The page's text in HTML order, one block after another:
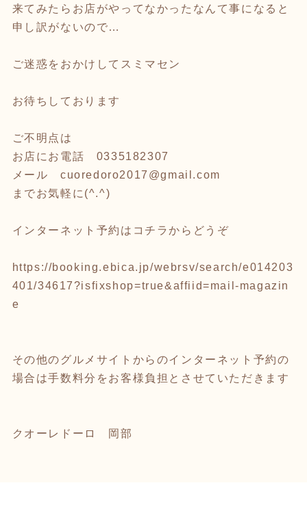
来てみたらお店がやってなかったなんて事になると
申し訳がないので…
ご迷惑をおかけしてスミマセン
お待ちしております
ご不明点は
お店にお電話 0335182307
メール cuoredoro2017@gmail.com
までお気軽に(^.^)
インターネット予約はコチラからどうぞ
https://booking.ebica.jp/webrsv/search/e014203
401/34617?isfixshop=true&affiid=mail-magazin
e
その他のグルメサイトからのインターネット予約の
場合は手数料分をお客様負担とさせていただきます
クオーレドーロ 岡部